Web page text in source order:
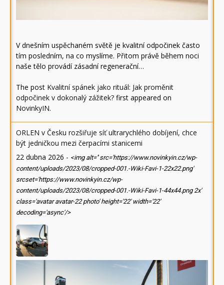
V dnešním uspěchaném světě je kvalitní odpočinek často
tím posledním, na co myslíme. Přitom právě během noci
naše tělo provádí zásadní regenerační…
The post Kvalitní spánek jako rituál: Jak proměnit
odpočinek v dokonalý zážitek? first appeared on
NovinkyIN.
ORLEN v Česku rozšiřuje síť ultrarychlého dobíjení, chce
být jedničkou mezi čerpacími stanicemi
22 dubna 2026 - <img alt='' src='https://www.novinkyin.cz/wp-
content/uploads/2023/08/cropped-001.-Wiki-Favi-1-22x22.png'
srcset='https://www.novinkyin.cz/wp-
content/uploads/2023/08/cropped-001.-Wiki-Favi-1-44x44.png 2x'
class='avatar avatar-22 photo' height='22' width='22'
decoding='async'/>